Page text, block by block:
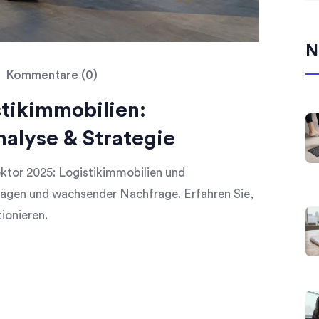
Kommentare (0)
& Strategie
2025: Logistikimmobilien und
und wachsender Nachfrage. Erfahren Sie,